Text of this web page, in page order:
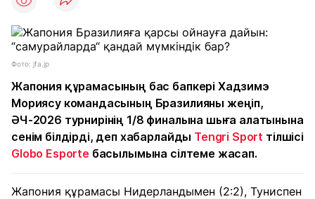
Фото: jfa.jp
Жапония құрамасының бас бапкері Хадзимэ
Мориясу командасының Бразилияны жеңіп,
ӘЧ-2026 турнирінің 1/8 финалына шыға алатынына
сенім білдірді, деп хабарлайды Tengri Sport тілшісі
Globo Esporte басылымына сілтеме жасап.
Жапония құрамасы Нидерландымен (2:2), Туниспен